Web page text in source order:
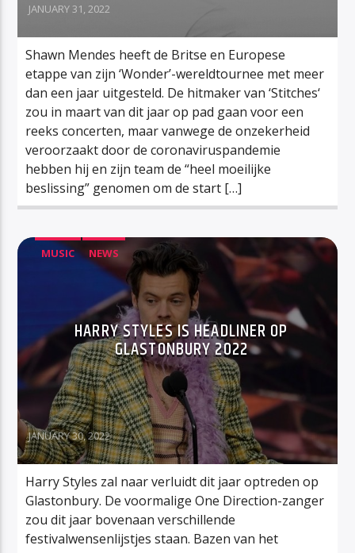
JANUARY 31, 2022
Shawn Mendes heeft de Britse en Europese
etappe van zijn ‘Wonder’-wereldtournee met meer
dan een jaar uitgesteld. De hitmaker van ‘Stitches‘
zou in maart van dit jaar op pad gaan voor een
reeks concerten, maar vanwege de onzekerheid
veroorzaakt door de coronaviruspandemie
hebben hij en zijn team de “heel moeilijke
beslissing” genomen om de start […]
MUSIC NEWS
HARRY STYLES IS HEADLINER OP
GLASTONBURY 2022
JANUARY 30, 2022
Harry Styles zal naar verluidt dit jaar optreden op
Glastonbury. De voormalige One Direction-zanger
zou dit jaar bovenaan verschillende
festivalwensenlijstjes staan. Bazen van het